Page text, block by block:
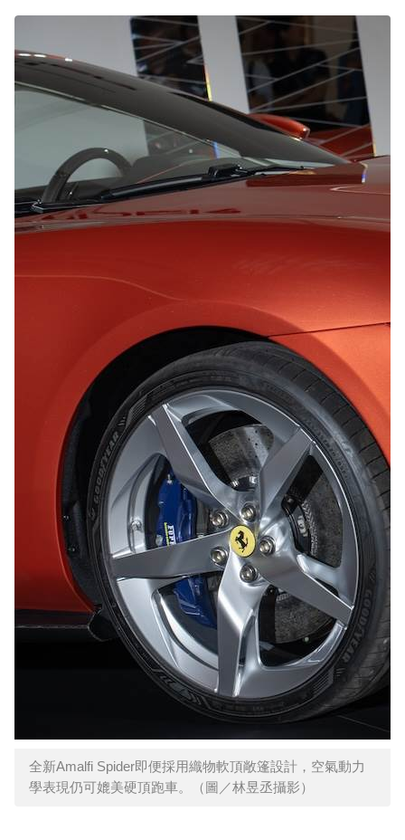
全新Amalfi Spider即便採用織物軟頂敞篷設計，空氣動力
學表現仍可媲美硬頂跑車。（圖／林昱丞攝影）